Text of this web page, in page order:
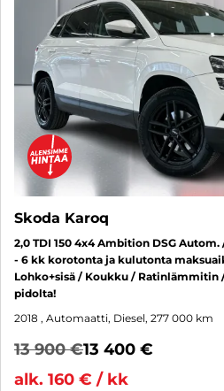
Skoda Karoq
2,0 TDI 150 4x4 Ambition DSG
- 6 kk korotonta ja kulutonta
Lohko+sisä / Koukku / Ratinlämmitin
pidolta!
2018 , Automaatti, Diesel, 277 000 km
13 900 €13 400 €
alk. 160 € / kk